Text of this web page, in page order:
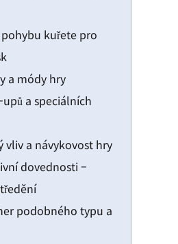
kuřete pro
a módy hry
a speciálních
vliv a návykovost hry
dovednosti –
podobného typu a